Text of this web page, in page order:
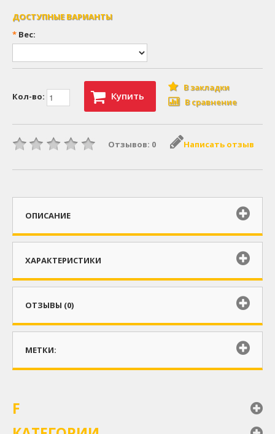
ДОСТУПНЫЕ ВАРИАНТЫ
* Вес:
Кол-во: Купить
В закладки
В сравнение
Отзывов: 0 Написать отзыв
ОПИСАНИЕ
ХАРАКТЕРИСТИКИ
ОТЗЫВЫ (0)
МЕТКИ:
F